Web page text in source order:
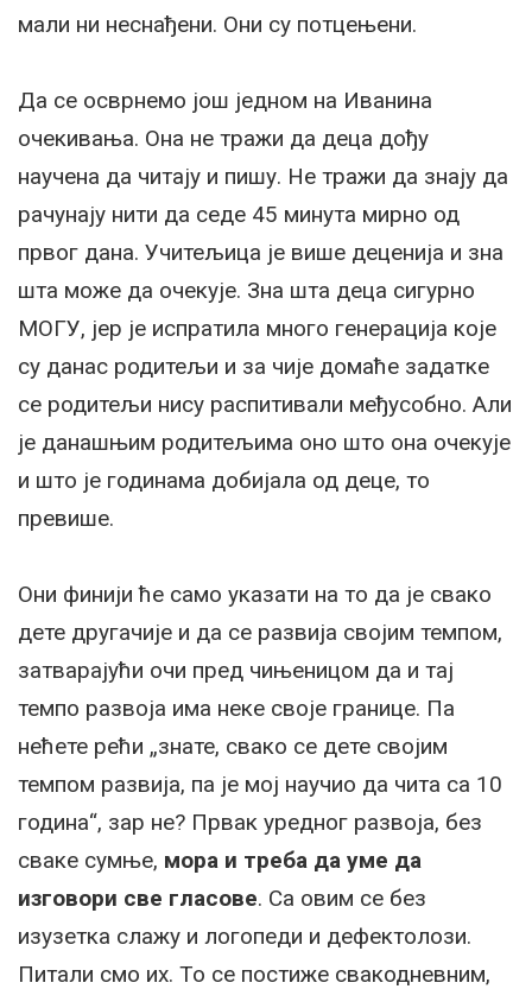
мали ни неснађени. Они су потцењени.
Да се осврнемо још једном на Иванина
очекивања. Она не тражи да деца дођу
научена да читају и пишу. Не тражи да знају да
рачунају нити да седе 45 минута мирно од
првог дана. Учитељица је више деценија и зна
шта може да очекује. Зна шта деца сигурно
МОГУ, јер је испратила много генерација које
су данас родитељи и за чије домаће задатке
се родитељи нису распитивали међусобно. Али
је данашњим родитељима оно што она очекује
и што је годинама добијала од деце, то
превише.
Они финији ће само указати на то да је свако
дете другачије и да се развија својим темпом,
затварајући очи пред чињеницом да и тај
темпо развоја има неке своје границе. Па
нећете рећи „знате, свако се дете својим
темпом развија, па је мој научио да чита са 10
година“, зар не? Првак уредног развоја, без
сваке сумње, мора и треба да уме да
изговори све гласове. Са овим се без
изузетка слажу и логопеди и дефектолози.
Питали смо их. То се постиже свакодневним,